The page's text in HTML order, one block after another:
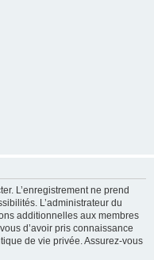
L’enregistrement ne prend
L’administrateur du
additionnelles aux membres
d’avoir pris connaissance
de vie privée. Assurez-vous